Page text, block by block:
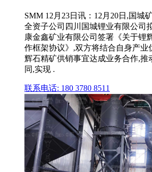
SMM 12月23日讯：12月20日,国城
全资子公司四川国城锂业有限公司
康金鑫矿业有限公司签署《关于锂
作框架协议》,双方将结合自身产业
辉石精矿供销事宜达成业务合作,推
同,实现 .
联系电话: 180 3780 8511